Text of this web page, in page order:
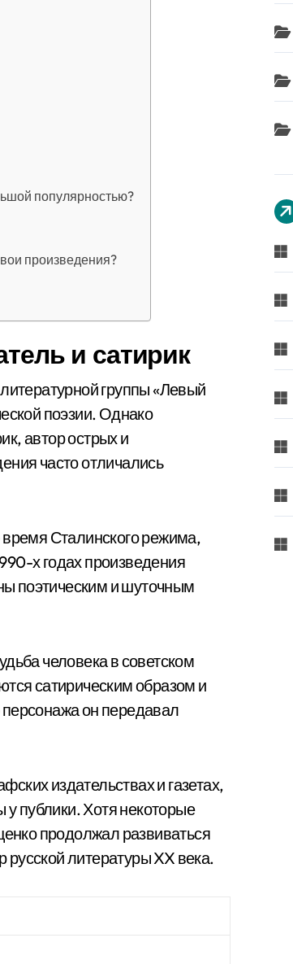
популярностью?
произведения?
и сатирик
группы «Левый
поэзии. Однако
автор острых и
часто отличались
Сталинского режима,
х годах произведения
поэтическим и шуточным
человека в советском
сатирическим образом и
он передавал
издательствах и газетах,
у публики. Хотя некоторые
продолжал развиваться
русской литературы XX века.